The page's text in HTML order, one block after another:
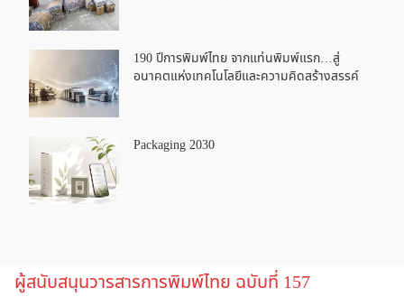
190 ปีการพิมพ์ไทย จากแท่นพิมพ์แรก…สู่
อนาคตแห่งเทคโนโลยีและความคิดสร้างสรรค์
Packaging 2030
ผู้สนับสนุนวารสารการพิมพ์ไทย ฉบับที่ 157